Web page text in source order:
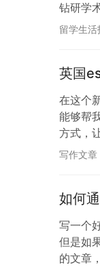
钻研学
以上。
留学生活
英国
在这个
能够帮
方式，
写作文章
如何
写一个
但是如
的文章